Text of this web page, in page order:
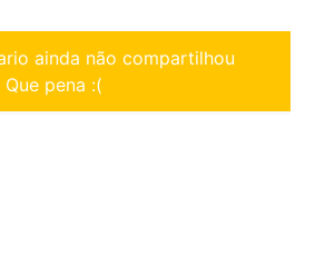
ainda não compartilhou
pena :(